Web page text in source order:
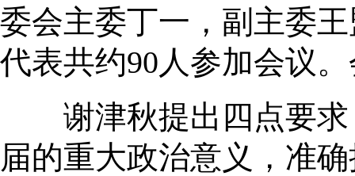
委会主委丁一，副主委
代表共约90人参加会议
谢津秋提出四点要求
届的重大政治意义，准